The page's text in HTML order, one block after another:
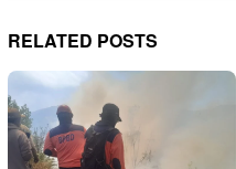
RELATED POSTS